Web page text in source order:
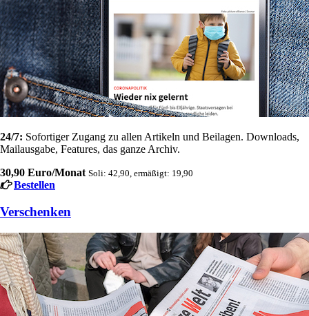
24/7: Sofortiger Zugang zu allen Artikeln und Beilagen. Downloads,
Mailausgabe, Features, das ganze Archiv.
30,90 Euro/Monat Soli: 42,90, ermäßigt: 19,90
Bestellen
Verschenken